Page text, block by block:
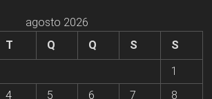
agosto 2026
T Q Q S
S
1
4 5 6 7 8